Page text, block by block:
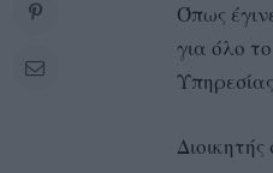
Όπως
για όλο